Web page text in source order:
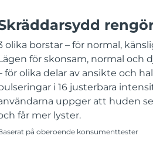
olika borstar – för normal,
för skonsam, normal och
för olika delar av ansikte och
i 16 justerbara
uppger att huden
får mer lyster.
på oberoende konsumenttester